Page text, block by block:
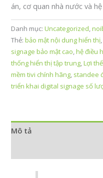
án, cơ quan nhà nước và
Danh mục:Uncategorized,
Thẻ:bảo mật nội dung hiển thị
signage bảo mật cao,hệ điều
thống hiển thị tập trung,Lợi
mềm tivi chính hãng, standee
triển khai digital signage số
Mô tả